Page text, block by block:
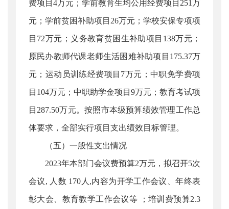
费项目4万元；学前教育生均公用经费项目251万
元；学前贫困补助项目26万元；学校安保专项项
目72万元；义务教育贫困生补助项目138万元；
原民办教师代课老师生活困难补助项目175.37万
元；运动员训练经费项目7万元；中职免学费项
目104万元；中职助学金项目9万元；教育考试项
目287.50万元。按照市本级预算绩效管理工作总
体要求，全部实行项目支出绩效目标管理。
（五）一般性支出情况
2023年本部门会议费预算2万元，拟召开5次
会议, 人数 170人,内容为开学工作会议、年终表
彰大会、教育教学工作会议等 ；培训费预算2.3